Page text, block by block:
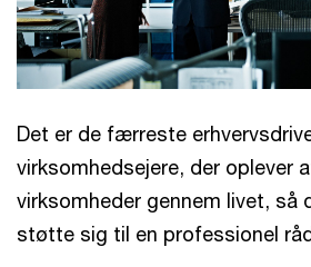
Det er de færreste
virksomhedsejere, der oplever
virksomheder gennem livet, så
støtte sig til en professionel